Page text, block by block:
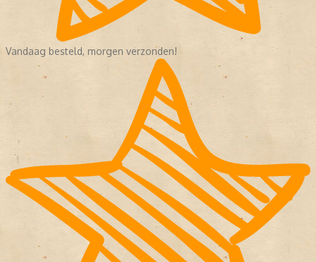
Vandaag besteld, morgen verzonden!